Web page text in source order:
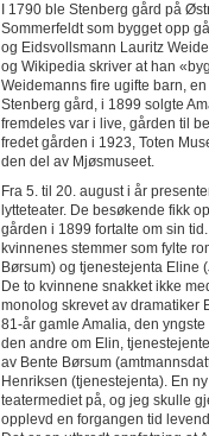
I 1790 ble Stenberg gård på
Sommerfeldt som bygget opp
og Eidsvollsmann Lauritz
og Wikipedia skriver at han
Weidemanns fire ugifte barn,
Stenberg gård, i 1899 solgte
fremdeles var i live, gården til
fredet gården i 1923, Toten
den del av Mjøsmuseet.
Fra 5. til 20. august i år
lytteteater. De besøkende fikk
gården i 1899 fortalte om sin
kvinnenes stemmer som fylte
Børsum) og tjenestejenta Eline
De to kvinnene snakket ikke
monolog skrevet av dramatiker
81-år gamle Amalia, den
den andre om Elin,
av Bente Børsum
Henriksen (tjenestejenta). En
teatermediet på, og jeg skulle
opplevd en forgangen tid